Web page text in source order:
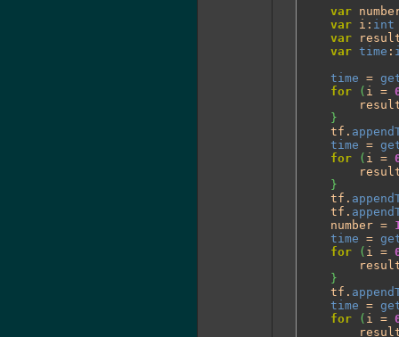
var
var i: int
var
var time :
time =
for
( i =
}
	tf.
time =
for
( i =
}
	tf.
	tf.
	number =
time =
for
( i =
}
	tf.
time =
for
( i =